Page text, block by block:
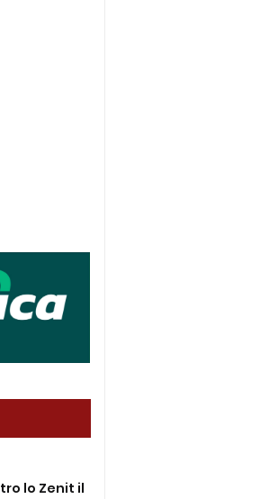
lo Zenit il